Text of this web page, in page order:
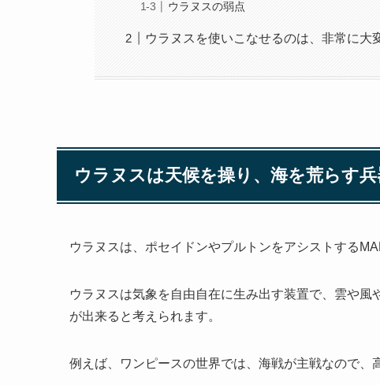
ウラヌスの弱点
ウラヌスを使いこなせるのは、非常に大
ウラヌスは天候を操り、海を荒らす
ウラヌスは、ポセイドンやプルトンをアシストする
ウラヌスは気象を自由自在に生み出す装置で、雲や
が出来ると考えられます。
例えば、ワンピースの世界では、海戦が主戦なので、